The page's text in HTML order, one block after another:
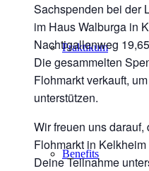
Praktikum
Benefits
Sachspenden bei der
im Haus Walburga in
Nachtigallenweg
Die gesammelten
Flohmarkt verkauft,
unterstützen.
Wir freuen uns darauf,
Flohmarkt in
Deine Teilnahme